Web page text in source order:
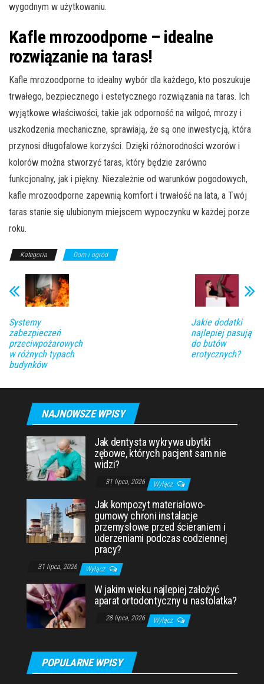
wygodnym w użytkowaniu.
Kafle mrozoodporne – idealne
rozwiązanie na taras!
Kafle mrozoodporne to idealny wybór dla każdego, kto poszukuje
trwałego, bezpiecznego i estetycznego rozwiązania na taras. Ich
wyjątkowe właściwości, takie jak odporność na wilgoć, mrozy i
uszkodzenia mechaniczne, sprawiają, że są one inwestycją, która
przynosi długofalowe korzyści. Dzięki różnorodności wzorów i
kolorów można stworzyć taras, który będzie zarówno
funkcjonalny, jak i piękny. Niezależnie od warunków pogodowych,
kafle mrozoodporne zapewnią komfort i trwałość na lata, a Twój
taras stanie się ulubionym miejscem wypoczynku w każdej porze
roku.
Kategoria Dom i ogród
Systemy
zabezpieczeń
przeciwpożarowych
w różnych typach
budynków
Jakie dodatki
najlepiej pasują
do butów
erotycznych?
NAJNOWSZE WPISY
Jak dentysta wykrywa ubytki
zębowe, których pacjent sam nie
widzi?
31 lipca, 2026 Wyłącz
Jak kompozyt materiałowo-
gumowy chroni instalacje
przemysłowe przed ścieraniem i
uderzeniami podczas codziennej
pracy?
31 lipca, 2026 Wyłącz
W jakim wieku najlepiej założyć
aparat ortodontyczny u nastolatka?
28 lipca, 2026 Wyłącz
POPULARNE WPISY